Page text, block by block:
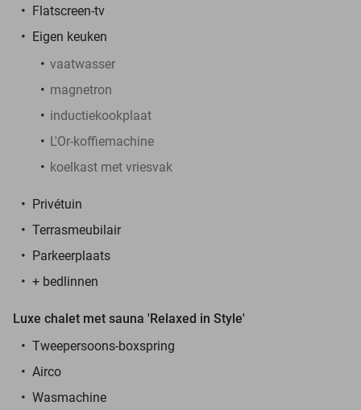
Flatscreen-tv
Eigen keuken
vaatwasser
magnetron
inductiekookplaat
L'Or-koffiemachine
koelkast met vriesvak
Privétuin
Terrasmeubilair
Parkeerplaats
+ bedlinnen
Luxe chalet met sauna 'Relaxed in Style'
Tweepersoons-boxspring
Airco
Wasmachine